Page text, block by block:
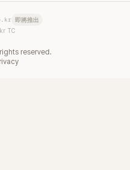
即將推出
TC
reserved.